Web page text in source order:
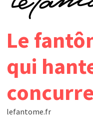
Le
qui
lefantome.fr